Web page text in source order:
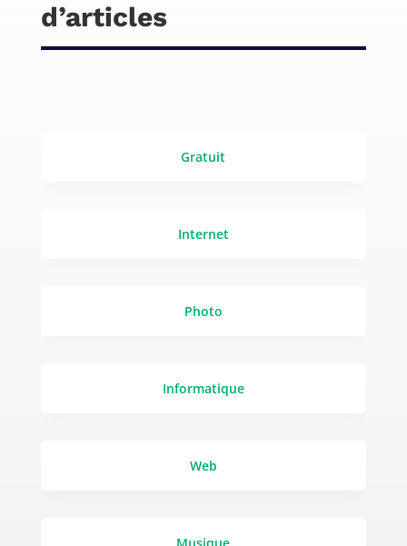
d’articles
Gratuit
Internet
Photo
Informatique
Web